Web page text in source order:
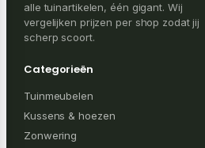
alle tuinartikelen, één gigant. Wij
vergelijken prijzen per shop zodat jij
scherp scoort.
Categorieën
Tuinmeubelen
Kussens & hoezen
Zonwering